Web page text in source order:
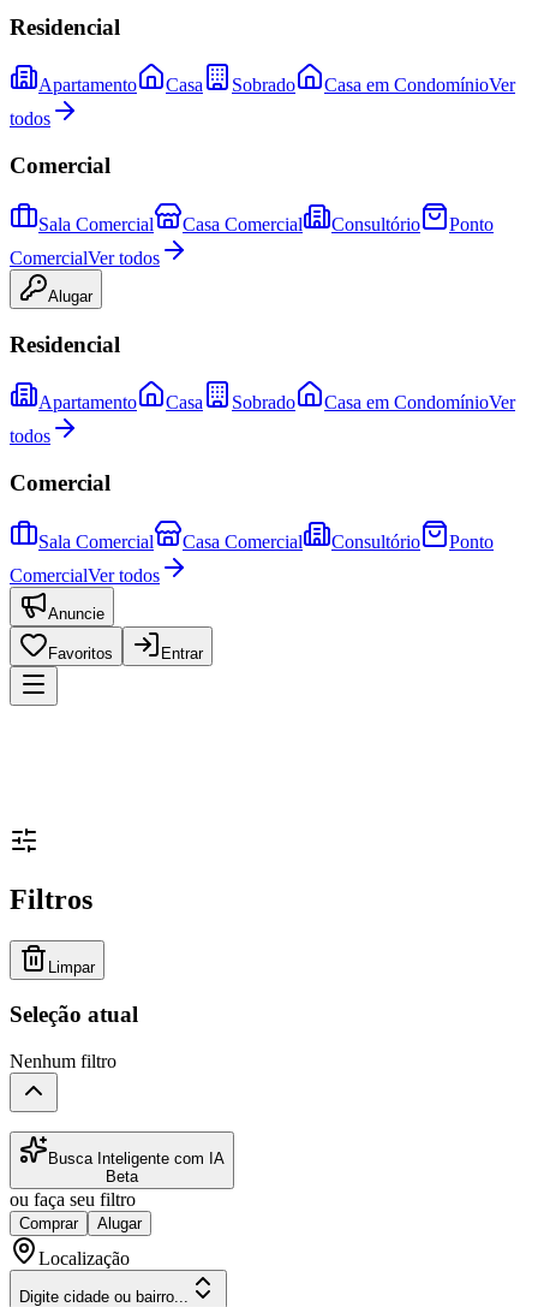
Residencial
Apartamento Casa Sobrado Casa em CondomínioVer
todos
Comercial
Sala Comercial Casa Comercial Consultório
Ponto
ComercialVer todos
Alugar
Residencial
Apartamento Casa Sobrado Casa em CondomínioVer
todos
Comercial
Sala Comercial Casa Comercial Consultório
Ponto
ComercialVer todos
Anuncie
Favoritos Entrar
Filtros
Limpar
Seleção atual
Nenhum filtro
Busca Inteligente com IA
Beta
ou faça seu filtro
Comprar Alugar
Localização
Digite cidade ou bairro...